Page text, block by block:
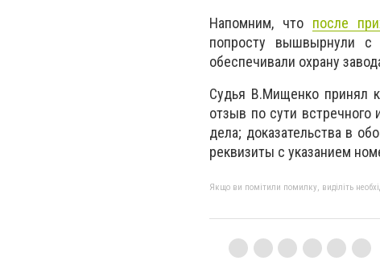
Напомним, что после
попросту вышвырнули с
обеспечивали охрану
Судья В.Мищенко принял
отзыв по сути встречного
дела; доказательства в
реквизиты с указанием
Якщо ви помітили помилку, виділіть